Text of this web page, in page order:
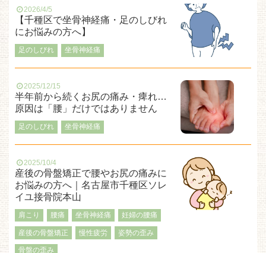
2026/4/5
【千種区で坐骨神経痛・足のしびれ
にお悩みの方へ】
足のしびれ 坐骨神経痛
2025/12/15
半年前から続くお尻の痛み・痺れ…
原因は「腰」だけではありません
足のしびれ 坐骨神経痛
2025/10/4
産後の骨盤矯正で腰やお尻の痛みに
お悩みの方へ｜名古屋市千種区ソレ
イユ接骨院本山
肩こり 腰痛 坐骨神経痛 妊婦の腰痛
産後の骨盤矯正 慢性疲労 姿勢の歪み
骨盤の歪み